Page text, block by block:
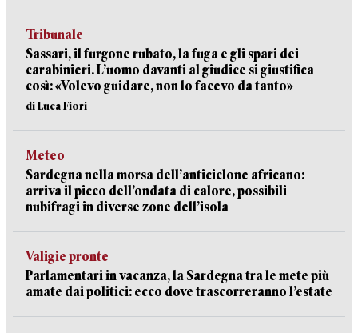
Tribunale
Sassari, il furgone rubato, la fuga e gli spari dei
carabinieri. L’uomo davanti al giudice si giustifica
così: «Volevo guidare, non lo facevo da tanto»
di Luca Fiori
Meteo
Sardegna nella morsa dell’anticiclone africano:
arriva il picco dell’ondata di calore, possibili
nubifragi in diverse zone dell’isola
Valigie pronte
Parlamentari in vacanza, la Sardegna tra le mete più
amate dai politici: ecco dove trascorreranno l’estate